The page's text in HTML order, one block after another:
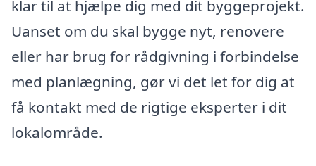
klar til at hjælpe dig med dit byggeprojekt.
Uanset om du skal bygge nyt, renovere
eller har brug for rådgivning i forbindelse
med planlægning, gør vi det let for dig at
få kontakt med de rigtige eksperter i dit
lokalområde.